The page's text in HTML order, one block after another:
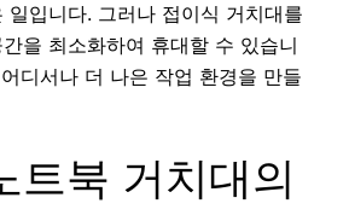
일입니다. 그러나 접이식 거치대를
을 최소화하여 휴대할 수 있습니
디서나 더 나은 작업 환경을 만들
트북 거치대의